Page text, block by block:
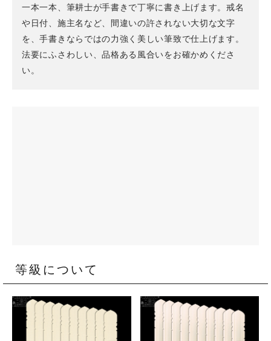
一本一本、筆耕士が手書きで丁寧に書き上げます。戒名
や日付、施主名など、間違いの許されない大切な文字
を、手書きならではの力強く美しい筆致で仕上げます。
法要にふさわしい、品格ある風合いをお確かめくださ
い。
等級について